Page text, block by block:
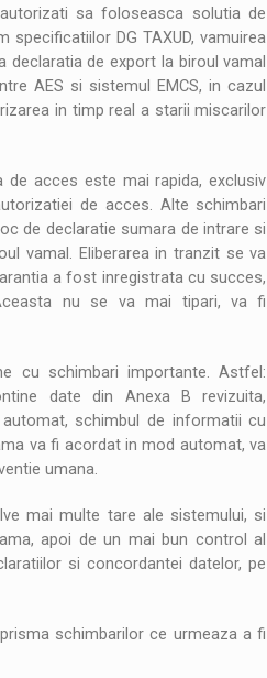
sa foloseasca solutia de
DG TAXUD, vamuirea
de export la biroul vamal
AES si sistemul EMCS, in cazul
in timp real a starii miscarilor
de acces este mai rapida, exclusiv
de acces. Alte schimbari
de declaratie sumara de intrare si
vamal. Eliberarea in tranzit se va
a fost inregistrata cu succes,
nu se va mai tipari, va fi
cu schimbari importante. Astfel:
date din Anexa B revizuita,
schimbul de informatii cu
va fi acordat in mod automat, va
umana.
mai multe tare ale sistemului, si
apoi de un mai bun control al
si concordantei datelor, pe
schimbarilor ce urmeaza a fi